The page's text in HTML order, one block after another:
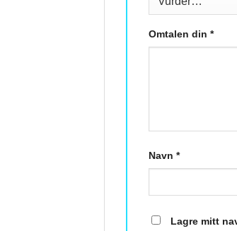
Omtalen din *
Navn *
Lagre mitt